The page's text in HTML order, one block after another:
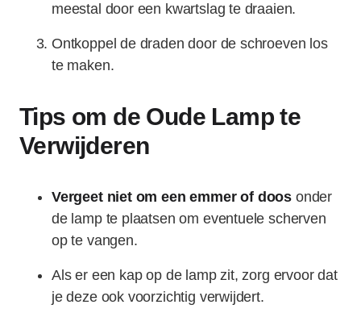
meestal door een kwartslag te draaien.
Ontkoppel de draden door de schroeven los
te maken.
Tips om de Oude Lamp te
Verwijderen
Vergeet niet om een emmer of doos onder
de lamp te plaatsen om eventuele scherven
op te vangen.
Als er een kap op de lamp zit, zorg ervoor dat
je deze ook voorzichtig verwijdert.